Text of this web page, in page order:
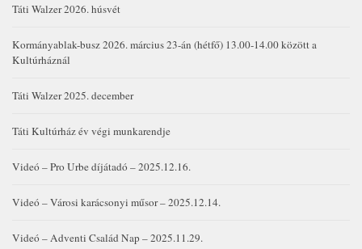
Táti Walzer 2026. húsvét
Kormányablak-busz 2026. március 23-án (hétfő) 13.00-14.00 között a
Kultúrháznál
Táti Walzer 2025. december
Táti Kultúrház év végi munkarendje
Videó – Pro Urbe díjátadó – 2025.12.16.
Videó – Városi karácsonyi műsor – 2025.12.14.
Videó – Adventi Család Nap – 2025.11.29.